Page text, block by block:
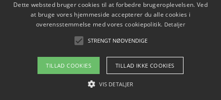
Hvor finder jeg nemme måltidskasser i Vejle
Om / kontakt
Blog Betingelser
Dette websted bruger cookies til at forbedre brugeroplevelsen. Ved
at bruge vores hjemmeside accepterer du alle cookies i
overensstemmelse med vores cookiepolitik. Detaljer
STRENGT NØDVENDIGE
TILLAD COOKIES TILLAD IKKE COOKIES
VIS DETALJER